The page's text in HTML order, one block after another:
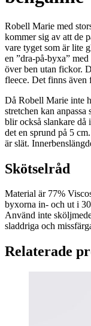
Robell Marie med
kommer sig av att de
vare tyget som är lite
en ”dra-på-byxa”
över ben utan fickor.
fleece. Det finns
Då Robell Marie inte
stretchen kan
blir också slankare då
det en sprund på 5
är slät.
Skötselråd
Material är 77%
byxorna in- och ut i
Använd inte
sladdriga och
Relaterade